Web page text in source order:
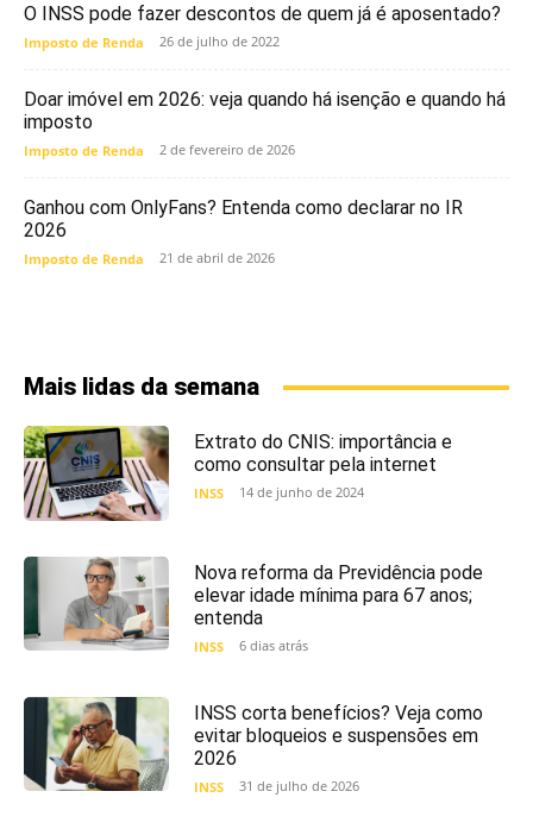
O INSS pode fazer descontos de quem já é aposentado?
Imposto de Renda 26 de julho de 2022
Doar imóvel em 2026: veja quando há isenção e quando há
imposto
Imposto de Renda 2 de fevereiro de 2026
Ganhou com OnlyFans? Entenda como declarar no IR
2026
Imposto de Renda 21 de abril de 2026
Mais lidas da semana
Extrato do CNIS: importância e
como consultar pela internet
INSS 14 de junho de 2024
Nova reforma da Previdência pode
elevar idade mínima para 67 anos;
entenda
INSS 6 dias atrás
INSS corta benefícios? Veja como
evitar bloqueios e suspensões em
2026
INSS 31 de julho de 2026